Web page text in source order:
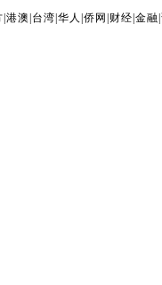
|港澳 台湾 |华人 |侨网 财经 |金融 |